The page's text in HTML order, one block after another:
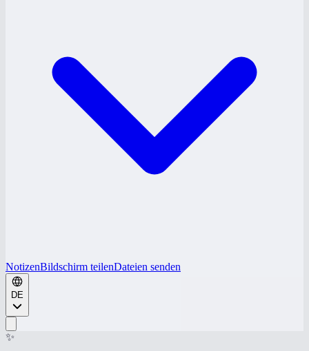
NotizenBildschirm teilenDateien senden
DE
✨